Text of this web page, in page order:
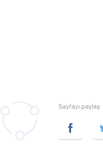
Sayfayı paylaş